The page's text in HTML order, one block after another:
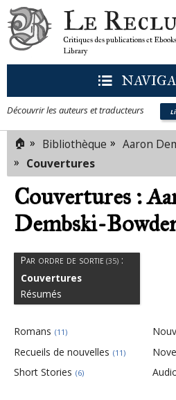
Le
Critiques des publications et
Library
Découvrir les auteurs et traducteurs
🏠 » Bibliothèque » Aaron
» Couvertures
Couvertures :
Dembski-
Par ordre de sortie (35) :
Couvertures
Résumés
Romans (11)
Recueils de nouvelles (11)
Short Stories (6)